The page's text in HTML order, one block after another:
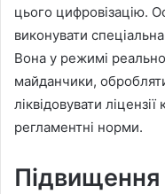
цього цифровізацію.
виконувати
Вона у режимі
майданчики,
ліквідовувати
регламентні норми.
Підвищення